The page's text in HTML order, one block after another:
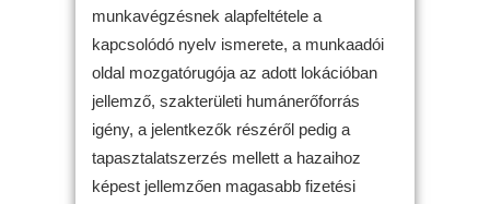
munkavégzésnek alapfeltétele a
kapcsolódó nyelv ismerete, a munkaadói
oldal mozgatórugója az adott lokációban
jellemző, szakterületi humánerőforrás
igény, a jelentkezők részéről pedig a
tapasztalatszerzés mellett a hazaihoz
képest jellemzően magasabb fizetési